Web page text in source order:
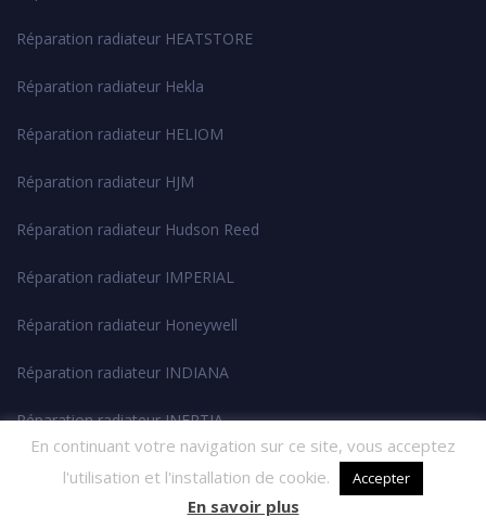
Réparation radiateur HEATSTORE
Réparation radiateur Hekla
Réparation radiateur HELIOM
Réparation radiateur HJM
Réparation radiateur Hudson Reed
Réparation radiateur IMPERIAL
Réparation radiateur Honeywell
Réparation radiateur INDIANA
Réparation radiateur INERTIA
Réparation radiateur Innovatherm
Réparation radiateur JADA
En continuant votre navigation sur ce site, vous acceptez
l'utilisation et l'installation de cookie.
Accepter
En savoir plus